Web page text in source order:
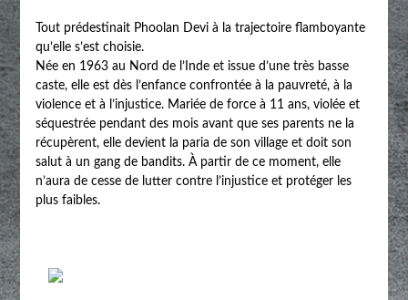
Tout prédestinait Phoolan Devi à la trajectoire flamboyante
qu’elle s’est choisie.
Née en 1963 au Nord de l’Inde et issue d’une très basse
caste, elle est dès l’enfance confrontée à la pauvreté, à la
violence et à l’injustice. Mariée de force à 11 ans, violée et
séquestrée pendant des mois avant que ses parents ne la
récupèrent, elle devient la paria de son village et doit son
salut à un gang de bandits. À partir de ce moment, elle
n’aura de cesse de lutter contre l’injustice et protéger les
plus faibles.